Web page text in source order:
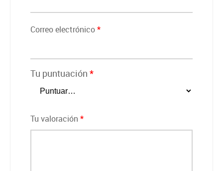
Correo electrónico*
Tu puntuación *
Tu valoración *